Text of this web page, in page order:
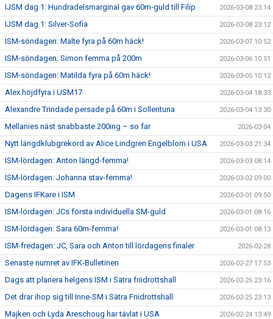
IJSM dag 1: Hundradelsmarginal gav 60m-guld till Filip 2026-03-08 23:14
IJSM dag 1: Silver-Sofia 2026-03-08 23:12
ISM-söndagen: Malte fyra på 60m häck! 2026-03-07 10:52
ISM-söndagen: Simon femma på 200m 2026-03-06 10:51
ISM-söndagen: Matilda fyra på 60m häck! 2026-03-05 10:12
Alex höjdfyra i USM17 2026-03-04 18:33
Alexandre Trindade persade på 60m i Sollentuna 2026-03-04 13:30
Mellanies näst snabbaste 200ing – so far 2026-03-04
Nytt längdklubgrekord av Alice Lindgren Engelblom i USA 2026-03-03 21:34
ISM-lördagen: Anton längd-femma! 2026-03-03 08:14
ISM-lördagen: Johanna stav-femma! 2026-03-02 09:00
Dagens IFKare i ISM 2026-03-01 09:50
ISM-lördagen: JCs första individuella SM-guld 2026-03-01 08:16
ISM-lördagen: Sara 60m-femma! 2026-03-01 08:13
ISM-fredagen: JC, Sara och Anton till lördagens finaler 2026-02-28
Senaste numret av IFK-Bulletinen 2026-02-27 17:53
Dags att planera helgens ISM i Sätra friidrottshall 2026-02-26 23:16
Det drar ihop sig till Inne-SM i Sätra Friidrottshall 2026-02-25 23:13
Majken och Lyda Areschoug har tävlat i USA 2026-02-24 13:49